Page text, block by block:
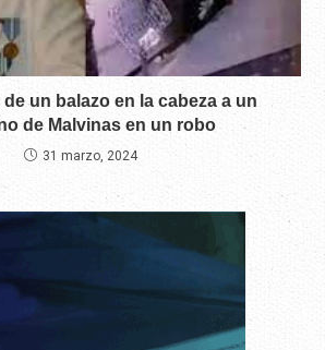
un balazo en la cabeza a un
de Malvinas en un robo
31 marzo, 2024